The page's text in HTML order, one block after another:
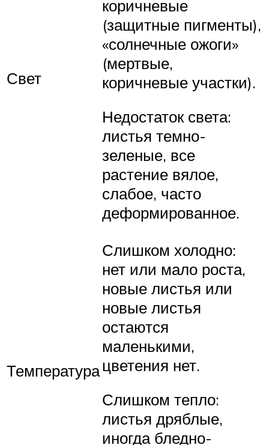
Свет
коричневые
(защитные пигменты),
«солнечные ожоги»
(мертвые,
коричневые участки).
Недостаток света:
листья темно-
зеленые, все
растение вялое,
слабое, часто
деформированное.
Температура
Слишком холодно:
нет или мало роста,
новые листья или
новые листья
остаются
маленькими,
цветения нет.
Слишком тепло:
листья дряблые,
иногда бледно-